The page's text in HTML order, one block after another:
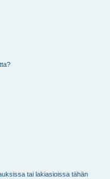
tai lakiasioissa tähän